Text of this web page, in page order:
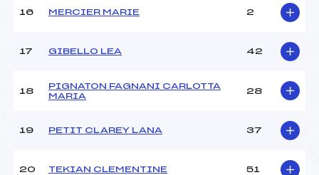
Pénalité appliquée :
60.0000
16 MERCIER MARIE 2
17 GIBELLO LEA 42
18
PIGNATON FAGNANI CARLOTTA
MARIA
28
19 PETIT CLAREY LANA 37
20 TEKIAN CLEMENTINE 51